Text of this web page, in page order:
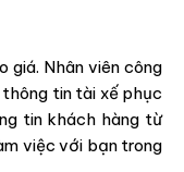
giá. Nhân viên công
tin tài xế phục
tin khách hàng từ
việc với bạn trong